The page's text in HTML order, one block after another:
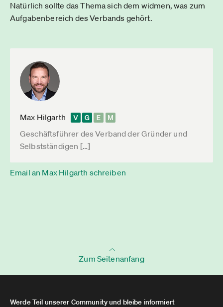
Natürlich sollte das Thema sich dem widmen, was zum
Aufgabenbereich des Verbands gehört.
Max Hilgarth
Geschäftsführer des Verband der Gründer und
Selbstständigen […]
Email an Max Hilgarth schreiben
Zum Seitenanfang
Werde Teil unserer Community und bleibe informiert